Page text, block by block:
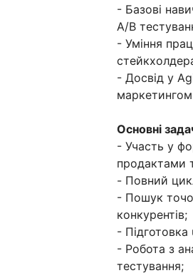
- Базові
A/B
- Уміння
- Досвід у
Основні
- Участь у
продактами
- Повний
- Пошук
конкурентів;
- Підготовка
- Робота з
тестування;